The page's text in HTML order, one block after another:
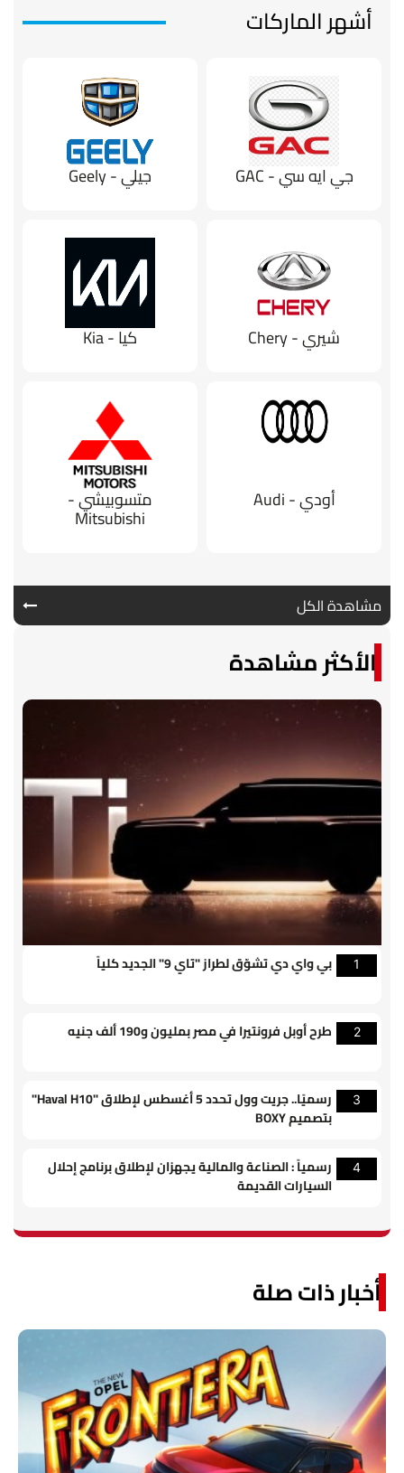
أشهر الماركات
جي ايه سي - GAC جيلي - Geely
شيري - Chery كيا - Kia
أودي - Audi متسوبيشي -
Mitsubishi
مشاهدة الكل
الأكثر مشاهدة
1 بي واي دي تشوّق لطراز "تاي 9" الجديد كلياً
2 طرح أوبل فرونتيرا في مصر بمليون و190 ألف جنيه
3
رسميًا.. جريت وول تحدد 5 أغسطس لإطلاق "Haval H10"
بتصميم BOXY
4
رسمياً : الصناعة والمالية يجهزان لإطلاق برنامج إحلال
السيارات القديمة
أخبار ذات صلة